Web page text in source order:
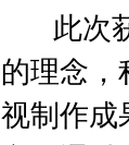
此次获
的理念，
视制作成